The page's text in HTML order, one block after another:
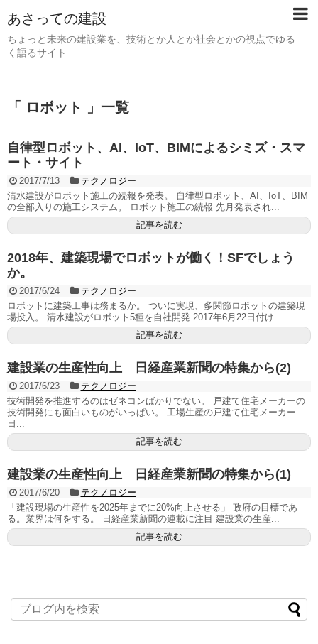
あさっての建設
ちょっと未来の建設業を、技術とか人とか社会とかの視点でゆる
く語るサイト
「 ロボット 」一覧
自律型ロボット、AI、IoT、BIMによるシミズ・スマ
ート・サイト
2017/7/13
テクノロジー
清水建設がロボット施工の続報を発表。 自律型ロボット、AI、IoT、BIM
の全部入りの施工システム。 ロボット施工の続報 先月発表され...
記事を読む
2018年、建築現場でロボットが働く！SFでしょう
か。
2017/6/24
テクノロジー
ロボットに建築工事は務まるか。 ついに実現、多関節ロボットの建築現
場投入。 清水建設がロボット5種を自社開発 2017年6月22日付け...
記事を読む
建設業の生産性向上 日経産業新聞の特集から(2)
2017/6/23
テクノロジー
技術開発を推進するのはゼネコンばかりでない。 戸建て住宅メーカーの
技術開発にも面白いものがいっぱい。 工場生産の戸建て住宅メーカー
日...
記事を読む
建設業の生産性向上 日経産業新聞の特集から(1)
2017/6/20
テクノロジー
「建設現場の生産性を2025年までに20%向上させる」 政府の目標であ
る。業界は何をする。 日経産業新聞の連載に注目 建設業の生産...
記事を読む